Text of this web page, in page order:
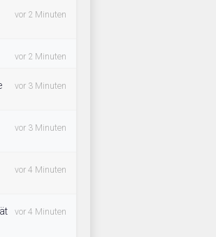
vor 2 Minuten
vor 2 Minuten
vor 3 Minuten
vor 3 Minuten
vor 4 Minuten
vor 4 Minuten